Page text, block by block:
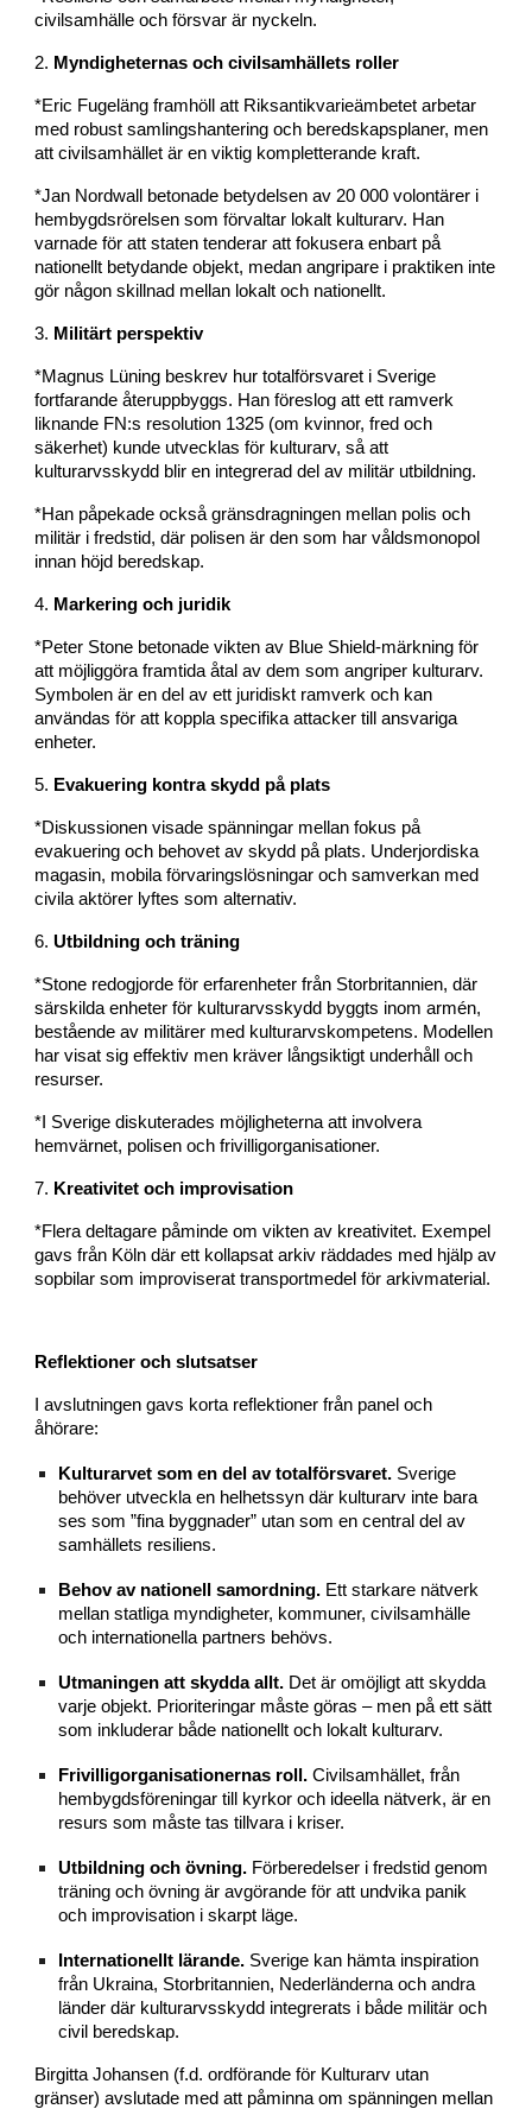
civilsamhälle och försvar är nyckeln.
2. Myndigheternas och civilsamhällets roller
*Eric Fugeläng framhöll att Riksantikvarieämbetet arbetar
med robust samlingshantering och beredskapsplaner, men
att civilsamhället är en viktig kompletterande kraft.
*Jan Nordwall betonade betydelsen av 20 000 volontärer i
hembygdsrörelsen som förvaltar lokalt kulturarv. Han
varnade för att staten tenderar att fokusera enbart på
nationellt betydande objekt, medan angripare i praktiken inte
gör någon skillnad mellan lokalt och nationellt.
3. Militärt perspektiv
*Magnus Lüning beskrev hur totalförsvaret i Sverige
fortfarande återuppbyggs. Han föreslog att ett ramverk
liknande FN:s resolution 1325 (om kvinnor, fred och
säkerhet) kunde utvecklas för kulturarv, så att
kulturarvsskydd blir en integrerad del av militär utbildning.
*Han påpekade också gränsdragningen mellan polis och
militär i fredstid, där polisen är den som har våldsmonopol
innan höjd beredskap.
4. Markering och juridik
*Peter Stone betonade vikten av Blue Shield-märkning för
att möjliggöra framtida åtal av dem som angriper kulturarv.
Symbolen är en del av ett juridiskt ramverk och kan
användas för att koppla specifika attacker till ansvariga
enheter.
5. Evakuering kontra skydd på plats
*Diskussionen visade spänningar mellan fokus på
evakuering och behovet av skydd på plats. Underjordiska
magasin, mobila förvaringslösningar och samverkan med
civila aktörer lyftes som alternativ.
6.Utbildning och träning
*Stone redogjorde för erfarenheter från Storbritannien, där
särskilda enheter för kulturarvsskydd byggts inom armén,
bestående av militärer med kulturarvskompetens. Modellen
har visat sig effektiv men kräver långsiktigt underhåll och
resurser.
*I Sverige diskuterades möjligheterna att involvera
hemvärnet, polisen och frivilligorganisationer.
7. Kreativitet och improvisation
*Flera deltagare påminde om vikten av kreativitet. Exempel
gavs från Köln där ett kollapsat arkiv räddades med hjälp av
sopbilar som improviserat transportmedel för arkivmaterial.
Reflektioner och slutsatser
I avslutningen gavs korta reflektioner från panel och
åhörare:
Kulturarvet som en del av totalförsvaret. Sverige
behöver utveckla en helhetssyn där kulturarv inte bara
ses som ”fina byggnader” utan som en central del av
samhällets resiliens.
Behov av nationell samordning. Ett starkare nätverk
mellan statliga myndigheter, kommuner, civilsamhälle
och internationella partners behövs.
Utmaningen att skydda allt. Det är omöjligt att skydda
varje objekt. Prioriteringar måste göras – men på ett sätt
som inkluderar både nationellt och lokalt kulturarv.
Frivilligorganisationernas roll. Civilsamhället, från
hembygdsföreningar till kyrkor och ideella nätverk, är en
resurs som måste tas tillvara i kriser.
Utbildning och övning. Förberedelser i fredstid genom
träning och övning är avgörande för att undvika panik
och improvisation i skarpt läge.
Internationellt lärande. Sverige kan hämta inspiration
från Ukraina, Storbritannien, Nederländerna och andra
länder där kulturarvsskydd integrerats i både militär och
civil beredskap.
Birgitta Johansen (f.d. ordförande för Kulturarv utan
gränser) avslutade med att påminna om spänningen mellan